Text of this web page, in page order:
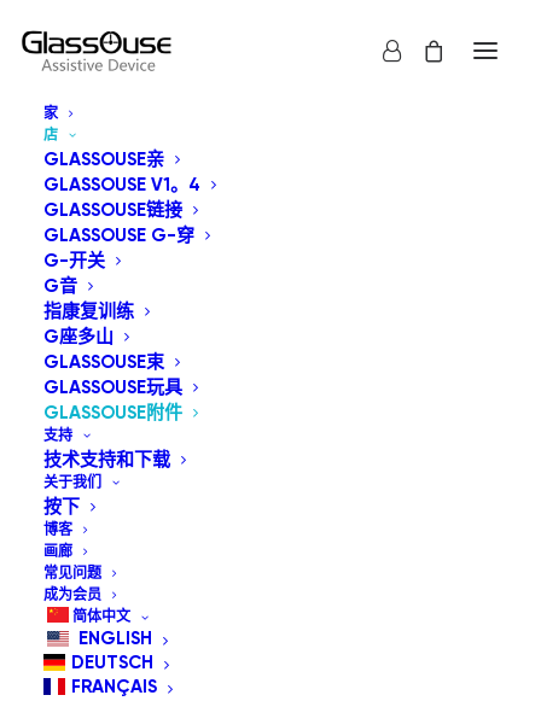
家
店
GLASSOUSE亲
GLASSOUSE V1。4
GLASSOUSE链接
GLASSOUSE G-穿
G-开关
G音
指康复训练
G座多山
GLASSOUSE束
GLASSOUSE玩具
GLASSOUSE附件
支持
技术支持和下载
关于我们
按下
博客
画廊
常见问题
成为会员
简体中文
ENGLISH
DEUTSCH
FRANÇAIS
我们提供一系列配件，可与 GlassOuse 辅助设备和自适应
开关无缝集成，从而提升无障碍功能和用户体验。.